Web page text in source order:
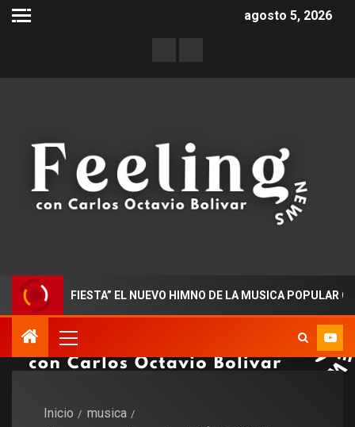
agosto 5, 2026
EN FIESTA” EL NUEVO HIMNO DE LA MUSICA POPULAR
Inicio
musica